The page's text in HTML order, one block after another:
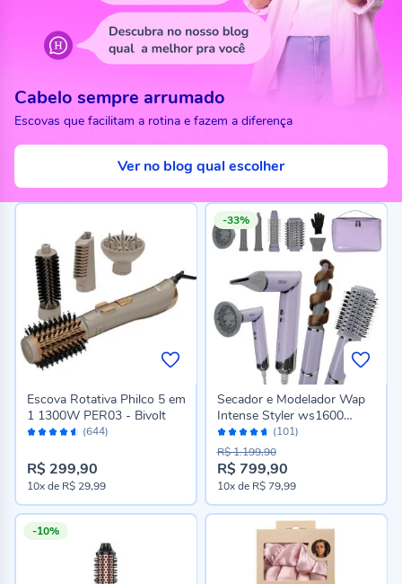
Cabelo sempre arrumado
Escovas que facilitam a rotina e fazem a diferença
Ver no blog qual escolher
Avaliação: (644)
Escova Rotativa Philco 5 em
1 1300W PER03 - Bivolt
R$ 299,90
10xde R$ 29,99
-33%
Avaliação:
92%
(101)
Secador e Modelador Wap
Intense Styler ws1600
Digital 5 em 1
R$ 799,90
R$ 1.199,90
10xde R$ 79,99
-10%